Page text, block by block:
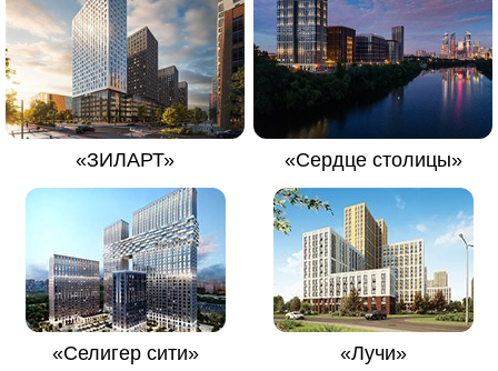
«ЗИЛАРТ» «Сердце столицы»
«Селигер сити» «Лучи»